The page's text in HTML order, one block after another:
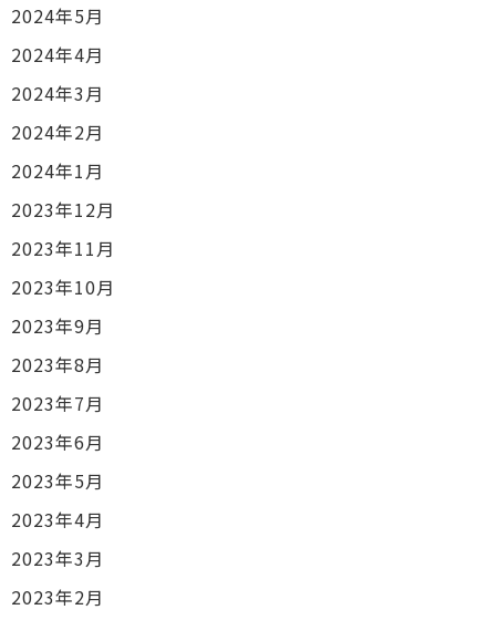
2024年5月
2024年4月
2024年3月
2024年2月
2024年1月
2023年12月
2023年11月
2023年10月
2023年9月
2023年8月
2023年7月
2023年6月
2023年5月
2023年4月
2023年3月
2023年2月